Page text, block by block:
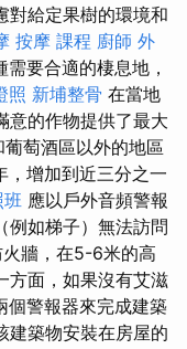
對給定果樹的環境和
按摩 課程 廚師 外
需要合適的棲息地，
照 新埔整骨 在當地
意的作物提供了最大
萄酒區以外的地區
增加到近三分之一
班 應以戶外音頻警報
例如梯子）無法訪問
牆，在5-6米的高
方面，如果沒有艾滋
個警報器來完成建築
建築物安裝在房屋的